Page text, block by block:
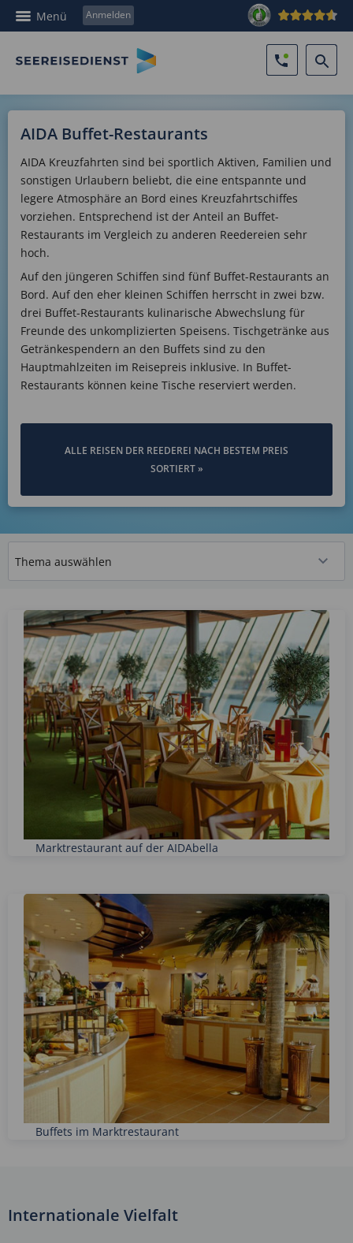
Menü Anmelden
AIDA Buffet-Restaurants
AIDA Kreuzfahrten sind bei sportlich Aktiven, Familien und
sonstigen Urlaubern beliebt, die eine entspannte und
legere Atmosphäre an Bord eines Kreuzfahrtschiffes
vorziehen. Entsprechend ist der Anteil an Buffet-
Restaurants im Vergleich zu anderen Reedereien sehr
hoch.
Auf den jüngeren Schiffen sind fünf Buffet-Restaurants an
Bord. Auf den eher kleinen Schiffen herrscht in zwei bzw.
drei Buffet-Restaurants kulinarische Abwechslung für
Freunde des unkomplizierten Speisens. Tischgetränke aus
Getränkespendern an den Buffets sind zu den
Hauptmahlzeiten im Reisepreis inklusive. In Buffet-
Restaurants können keine Tische reserviert werden.
ALLE REISEN DER REEDEREI NACH BESTEM PREIS
SORTIERT »
Marktrestaurant auf der AIDAbella
Buffets im Marktrestaurant
Internationale Vielfalt